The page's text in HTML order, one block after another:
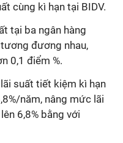
cùng kì hạn tại BIDV.
tại ba ngân hàng
đương nhau,
0,1 điểm %.
suất tiết kiệm kì hạn
năm, nâng mức lãi
6,8% bằng với